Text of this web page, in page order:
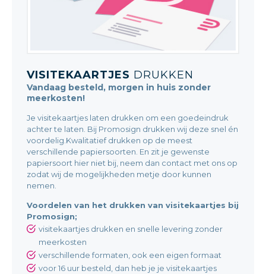
VISITEKAARTJES DRUKKEN
Vandaag besteld, morgen in huis zonder
meerkosten!
Je visitekaartjes laten drukken om een goedeindruk
achter te laten. Bij Promosign drukken wij deze snel én
voordelig.Kwalitatief drukken op de meest
verschillende papiersoorten. En zit je gewenste
papiersoort hier niet bij, neem dan contact met ons op
zodat wij de mogelijkheden metje door kunnen
nemen.
Voordelen van het drukken van visitekaartjes bij
Promosign;
visitekaartjes drukken en snelle levering zonder
meerkosten
verschillende formaten, ook een eigen formaat
voor 16 uur besteld, dan heb je je visitekaartjes